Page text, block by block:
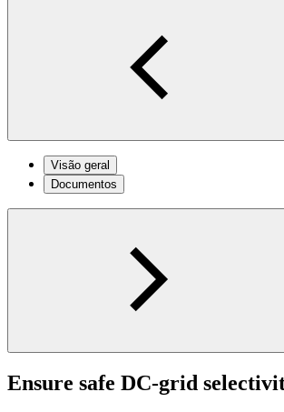
Visão geral
Documentos
Ensure safe DC-grid